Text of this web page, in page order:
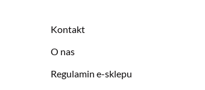
Kontakt
O nas
Regulamin e-sklepu